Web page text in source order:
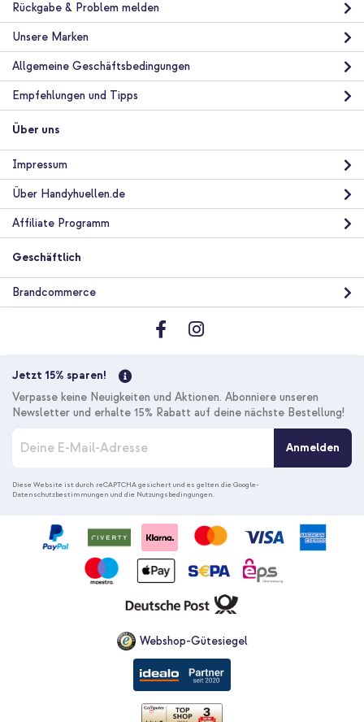
Rückgabe & Problem melden
Unsere Marken
Allgemeine Geschäftsbedingungen
Empfehlungen und Tipps
Über uns
Impressum
Über Handyhuellen.de
Affiliate Programm
Geschäftlich
Brandcommerce
Jetzt 15% sparen!
Verpasse keine Neuigkeiten und Aktionen. Abonniere unseren
Newsletter und erhalte 15% Rabatt auf deine nächste Bestellung!
d
e
Anmelden
Diese Website ist durch reCAPTCHA gesichert und es gelten dieGoogle-
Datenschutzbestimmungen und die Nutzungsbedingungen.
Webshop-Gütesiegel